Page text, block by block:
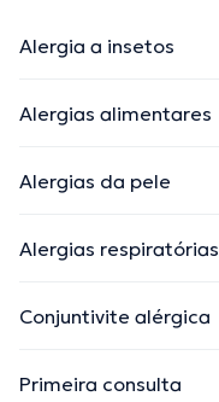
Alergia a insetos
Alergias alimentares
Alergias da pele
Alergias respiratórias
Conjuntivite alérgica
Primeira consulta